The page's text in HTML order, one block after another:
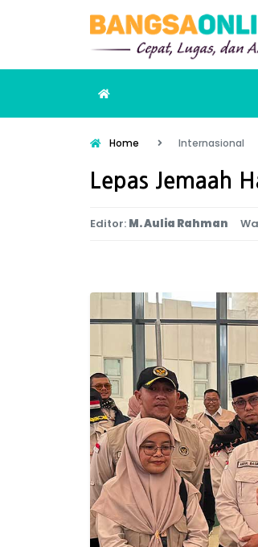
Home Internasional
Lepas Jemaah
Editor: M. Aulia Rahman